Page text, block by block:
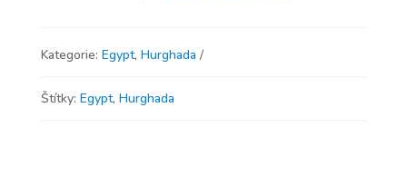
Kategorie: Egypt, Hurghada
Štítky: Egypt, Hurghada